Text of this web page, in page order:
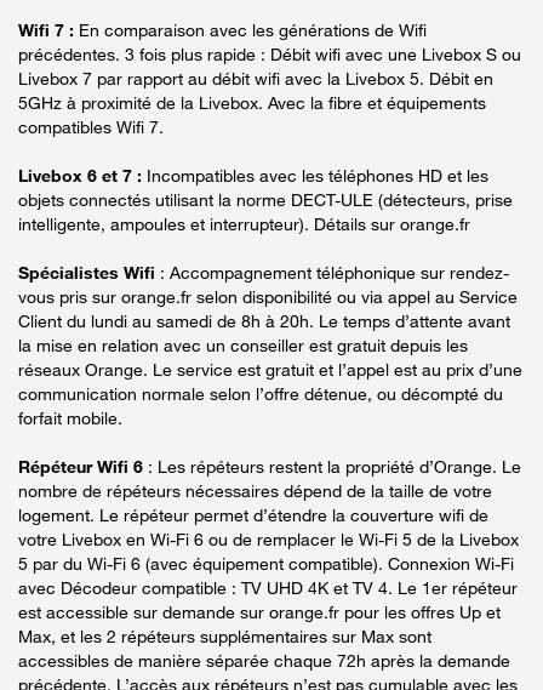
Wifi 7 : En comparaison avec les générations de Wifi
précédentes. 3 fois plus rapide : Débit wifi avec une Livebox S ou
Livebox 7 par rapport au débit wifi avec la Livebox 5. Débit en
5GHz à proximité de la Livebox. Avec la fibre et équipements
compatibles Wifi 7.
Livebox 6 et 7 : Incompatibles avec les téléphones HD et les
objets connectés utilisant la norme DECT-ULE (détecteurs, prise
intelligente, ampoules et interrupteur). Détails sur orange.fr
Spécialistes Wifi : Accompagnement téléphonique sur rendez-
vous pris sur orange.fr selon disponibilité ou via appel au Service
Client du lundi au samedi de 8h à 20h. Le temps d’attente avant
la mise en relation avec un conseiller est gratuit depuis les
réseaux Orange. Le service est gratuit et l’appel est au prix d’une
communication normale selon l’offre détenue, ou décompté du
forfait mobile.
Répéteur Wifi 6 : Les répéteurs restent la propriété d’Orange. Le
nombre de répéteurs nécessaires dépend de la taille de votre
logement. Le répéteur permet d’étendre la couverture wifi de
votre Livebox en Wi-Fi 6 ou de remplacer le Wi-Fi 5 de la Livebox
5 par du Wi-Fi 6 (avec équipement compatible). Connexion Wi-Fi
avec Décodeur compatible : TV UHD 4K et TV 4. Le 1er répéteur
est accessible sur demande sur orange.fr pour les offres Up et
Max, et les 2 répéteurs supplémentaires sur Max sont
accessibles de manière séparée chaque 72h après la demande
précédente. L’accès aux répéteurs n’est pas cumulable avec les